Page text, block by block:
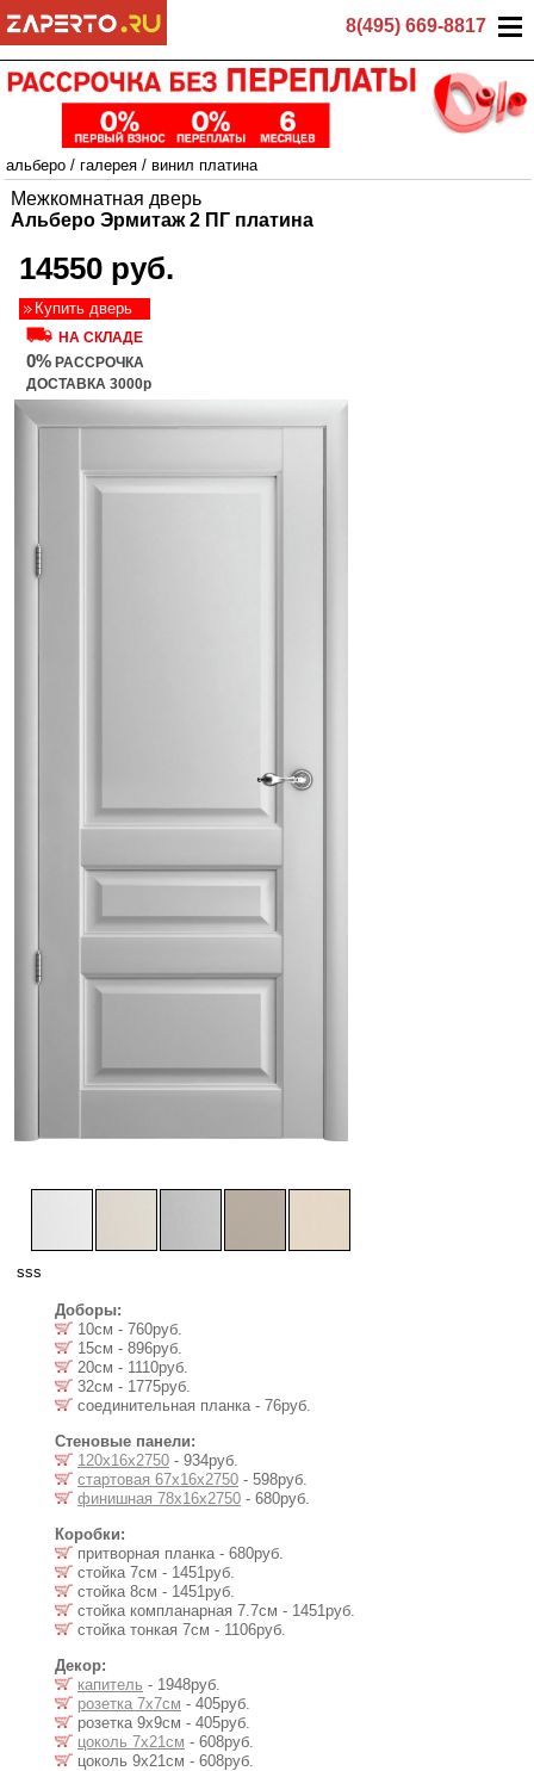
8(495) 669-8817
альберо / галерея / винил платина
Межкомнатная дверь
Альберо Эрмитаж 2 ПГ платина
14550 руб.
Купить дверь
НА СКЛАДЕ
0% РАССРОЧКА
ДОСТАВКА 3000р
sss
Доборы:
10см - 760руб.
15см - 896руб.
20см - 1110руб.
32см - 1775руб.
соединительная планка - 76руб.
Стеновые панели:
120х16х2750 - 934руб.
стартовая 67х16х2750 - 598руб.
финишная 78х16х2750 - 680руб.
Коробки:
притворная планка - 680руб.
стойка 7см - 1451руб.
стойка 8см - 1451руб.
стойка компланарная 7.7см - 1451руб.
стойка тонкая 7см - 1106руб.
Декор:
капитель - 1948руб.
розетка 7x7см - 405руб.
розетка 9x9см - 405руб.
цоколь 7x21см - 608руб.
цоколь 9x21см - 608руб.